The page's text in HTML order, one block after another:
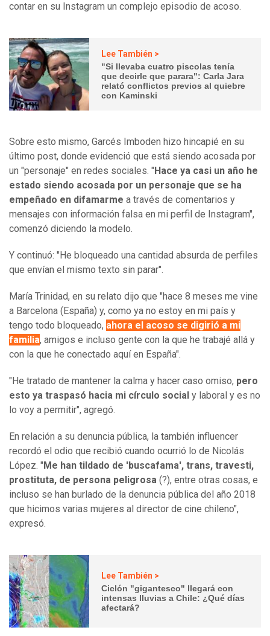
contar en su Instagram un complejo episodio de acoso.
Lee También >
"Si llevaba cuatro piscolas tenía
que decirle que parara": Carla Jara
relató conflictos previos al quiebre
con Kaminski
Sobre esto mismo, Garcés Imboden hizo hincapié en su
último post, donde evidenció que está siendo acosada por
un "personaje" en redes sociales. " Hace ya casi un año he
estado siendo acosada por un personaje que se ha
empeñado en difamarme a través de comentarios y
mensajes con información falsa en mi perfil de Instagram",
comenzó diciendo la modelo.
Y continuó: "He bloqueado una cantidad absurda de perfiles
que envían el mismo texto sin parar".
María Trinidad, en su relato dijo que "hace 8 meses me vine
a Barcelona (España) y, como ya no estoy en mi país y
tengo todo bloqueado, ahora el acoso se digirió a mi
familia, amigos e incluso gente con la que he trabajé allá y
con la que he conectado aquí en España".
"He tratado de mantener la calma y hacer caso omiso, pero
esto ya traspasó hacia mi círculo social y laboral y es no
lo voy a permitir", agregó.
En relación a su denuncia pública, la también influencer
recordó el odio que recibió cuando ocurrió lo de Nicolás
López. " Me han tildado de 'buscafama', trans, travesti,
prostituta, de persona peligrosa (?), entre otras cosas, e
incluso se han burlado de la denuncia pública del año 2018
que hicimos varias mujeres al director de cine chileno",
expresó.
Lee También >
Ciclón "gigantesco" llegará con
intensas lluvias a Chile: ¿Qué días
afectará?